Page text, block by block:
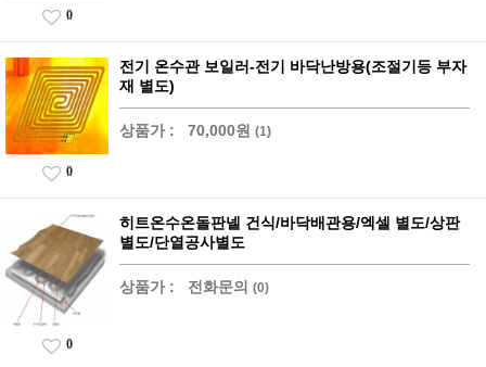
0
전기 온수관 보일러-전기 바닥난방용(조절기등 부자
재 별도)
상품가 : 70,000원 (1)
0
히트온수온돌판넬 건식/바닥배관용/엑셀 별도/상판
별도/단열공사별도
상품가 : 전화문의 (0)
0